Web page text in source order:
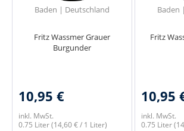
Baden | Deutschland
Fritz Wassmer Grauer
Burgunder
10,95 €
inkl. MwSt.
0.75 Liter(14,60 € / 1 Liter)
Baden
Fritz
10,95
inkl. MwSt.
0.75 Liter